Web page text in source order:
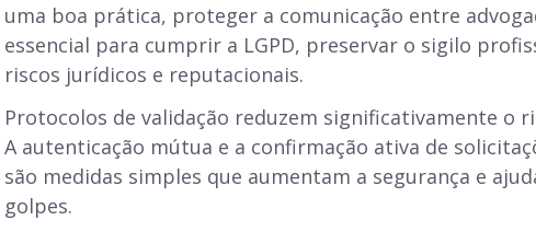
uma boa prática, proteger a comunicação entre
essencial para cumprir a LGPD, preservar o sigilo
riscos jurídicos e reputacionais.
Protocolos de validação reduzem significativamente o
A autenticação mútua e a confirmação ativa de
são medidas simples que aumentam a segurança e
golpes.